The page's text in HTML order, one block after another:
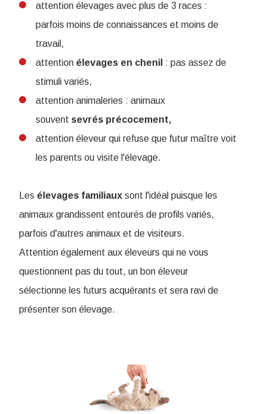
attention élevages avec plus de 3 races :
parfois moins de connaissances et moins de
travail,
attention élevages en chenil : pas assez de
stimuli variés,
attention animaleries : animaux
souvent sevrés précocement,
attention éleveur qui refuse que futur maître voit
les parents ou visite l'élevage.
Les élevages familiaux sont l'idéal puisque les
animaux grandissent entourés de profils variés,
parfois d'autres animaux et de visiteurs.
Attention également aux éleveurs qui ne vous
questionnent pas du tout, un bon éleveur
sélectionne les futurs acquérants et sera ravi de
présenter son élevage.